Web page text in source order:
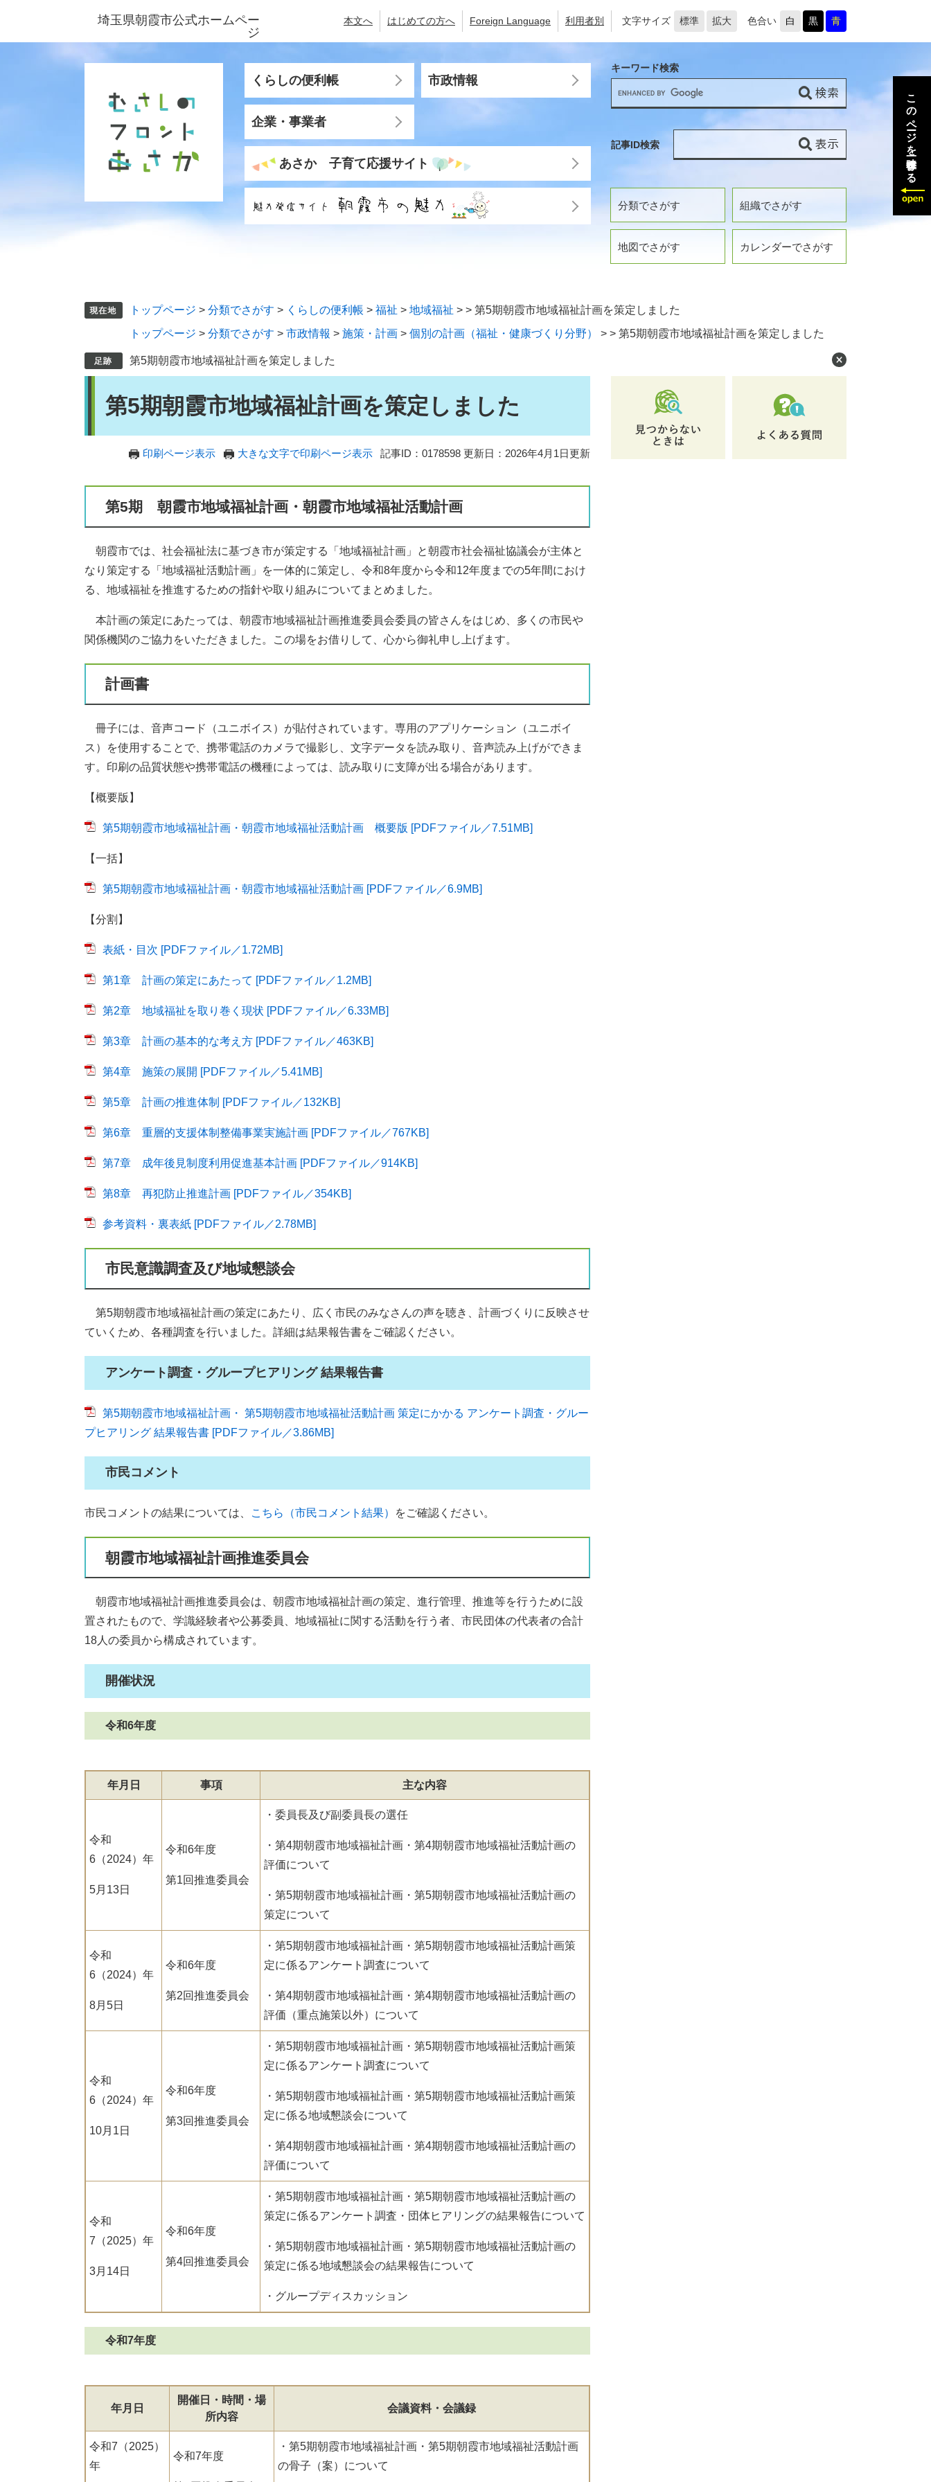
ジ
ュ
埼玉県朝霞市公式ホームペー
ジ
本文へ はじめての方へ Foreign Language 利用者別 文字サイズ 標準 拡大 色合い 白 黒 青
くらしの便利帳 市政情報
企業・事業者
あさか 子育て応援サイト
分類でさがす 組織でさがす
地図でさがす カレンダーでさがす
キーワード検索
記事ID検索
トップページ > 分類でさがす > くらしの便利帳 > 福祉 > 地域福祉 > > 第5期朝霞市地域福祉計画を策定しました
トップページ > 分類でさがす > 市政情報 > 施策・計画 > 個別の計画（福祉・健康づくり分野） > > 第5期朝霞市地域福祉計画を策定しました
第5期朝霞市地域福祉計画を策定しました
第5期朝霞市地域福祉計画を策定しました
印刷ページ表示 大きな文字で印刷ページ表示 記事ID：0178598 更新日：2026年4月1日更新
第5期 朝霞市地域福祉計画・朝霞市地域福祉活動計画
朝霞市では、社会福祉法に基づき市が策定する「地域福祉計画」と朝霞市社会福祉協議会が主体と
なり策定する「地域福祉活動計画」を一体的に策定し、令和8年度から令和12年度までの5年間におけ
る、地域福祉を推進するための指針や取り組みについてまとめました。
本計画の策定にあたっては、朝霞市地域福祉計画推進委員会委員の皆さんをはじめ、多くの市民や
関係機関のご協力をいただきました。この場をお借りして、心から御礼申し上げます。
計画書
冊子には、音声コード（ユニボイス）が貼付されています。専用のアプリケーション（ユニボイ
ス）を使用することで、携帯電話のカメラで撮影し、文字データを読み取り、音声読み上げができま
す。印刷の品質状態や携帯電話の機種によっては、読み取りに支障が出る場合があります。
【概要版】
第5期朝霞市地域福祉計画・朝霞市地域福祉活動計画 概要版 [PDFファイル／7.51MB]
【一括】
第5期朝霞市地域福祉計画・朝霞市地域福祉活動計画 [PDFファイル／6.9MB]
【分割】
表紙・目次 [PDFファイル／1.72MB]
第1章 計画の策定にあたって [PDFファイル／1.2MB]
第2章 地域福祉を取り巻く現状 [PDFファイル／6.33MB]
第3章 計画の基本的な考え方 [PDFファイル／463KB]
第4章 施策の展開 [PDFファイル／5.41MB]
第5章 計画の推進体制 [PDFファイル／132KB]
第6章 重層的支援体制整備事業実施計画 [PDFファイル／767KB]
第7章 成年後見制度利用促進基本計画 [PDFファイル／914KB]
第8章 再犯防止推進計画 [PDFファイル／354KB]
参考資料・裏表紙 [PDFファイル／2.78MB]
市民意識調査及び地域懇談会
第5期朝霞市地域福祉計画の策定にあたり、広く市民のみなさんの声を聴き、計画づくりに反映させ
ていくため、各種調査を行いました。詳細は結果報告書をご確認ください。
アンケート調査・グループヒアリング 結果報告書
第5期朝霞市地域福祉計画・ 第5期朝霞市地域福祉活動計画 策定にかかる アンケート調査・グルー
プヒアリング 結果報告書 [PDFファイル／3.86MB]
市民コメント
市民コメントの結果については、 こちら（市民コメント結果） をご確認ください。
朝霞市地域福祉計画推進委員会
朝霞市地域福祉計画推進委員会は、朝霞市地域福祉計画の策定、進行管理、推進等を行うために設
置されたもので、学識経験者や公募委員、地域福祉に関する活動を行う者、市民団体の代表者の合計
18人の委員から構成されています。
開催状況
令和6年度
年月日 事項 主な内容
令和
6（2024）年
5月13日
令和6年度
第1回推進委員会
・委員長及び副委員長の選任
・第4期朝霞市地域福祉計画・第4期朝霞市地域福祉活動計画の
評価について
・第5期朝霞市地域福祉計画・第5期朝霞市地域福祉活動計画の
策定について
令和
6（2024）年
8月5日
令和6年度
第2回推進委員会
・第5期朝霞市地域福祉計画・第5期朝霞市地域福祉活動計画策
定に係るアンケート調査について
・第4期朝霞市地域福祉計画・第4期朝霞市地域福祉活動計画の
評価（重点施策以外）について
令和
6（2024）年
10月1日
令和6年度
第3回推進委員会
・第5期朝霞市地域福祉計画・第5期朝霞市地域福祉活動計画策
定に係るアンケート調査について
・第5期朝霞市地域福祉計画・第5期朝霞市地域福祉活動計画策
定に係る地域懇談会について
・第4期朝霞市地域福祉計画・第4期朝霞市地域福祉活動計画の
評価について
令和
7（2025）年
3月14日
令和6年度
第4回推進委員会
・第5期朝霞市地域福祉計画・第5期朝霞市地域福祉活動計画の
策定に係るアンケート調査・団体ヒアリングの結果報告について
・第5期朝霞市地域福祉計画・第5期朝霞市地域福祉活動計画の
策定に係る地域懇談会の結果報告について
・グループディスカッション
令和7年度
年月日
開催日・時間・場
所内容
会議資料・会議録
令和7（2025）
年
令和7年度
・第5期朝霞市地域福祉計画・第5期朝霞市地域福祉活動計画
の骨子（案）について
このページを一時保存する